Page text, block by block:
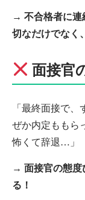
→ 不合格者に連
切なだけでなく
面接官
「最終面接で
ぜか内定ももら
怖くて辞退…」
→ 面接官の態度
る！